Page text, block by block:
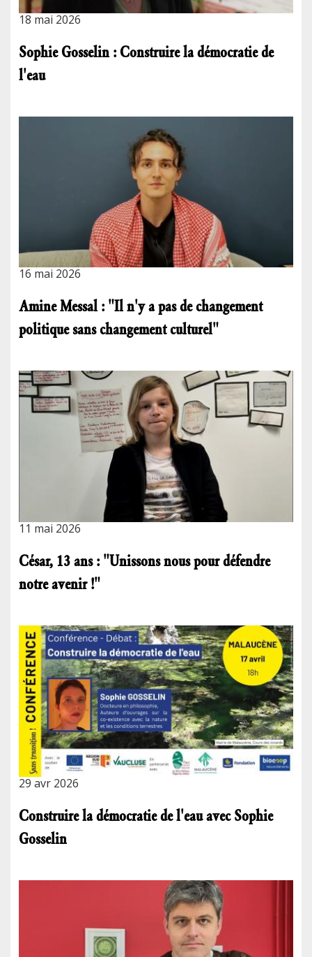
18 mai 2026
Sophie Gosselin : Construire la démocratie de
l'eau
16 mai 2026
Amine Messal : "Il n'y a pas de changement
politique sans changement culturel"
11 mai 2026
César, 13 ans : "Unissons nous pour défendre
notre avenir !"
29 avr 2026
Construire la démocratie de l'eau avec Sophie
Gosselin